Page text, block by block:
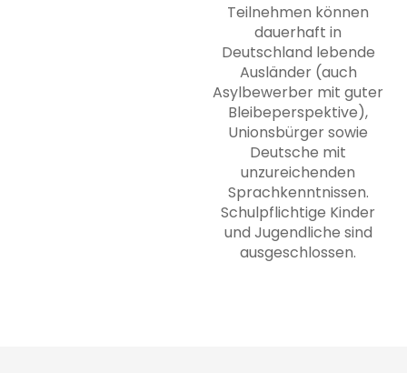
Teilnehmen können
dauerhaft in
Deutschland lebende
Ausländer (auch
Asylbewerber mit guter
Bleibeperspektive),
Unionsbürger sowie
Deutsche mit
unzureichenden
Sprachkenntnissen.
Schulpflichtige Kinder
und Jugendliche sind
ausgeschlossen.